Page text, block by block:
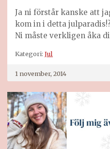
Ja ni förstår kanske att
kom in i detta
Ni måste verkligen åka
Kategori: Jul
1 november, 2014